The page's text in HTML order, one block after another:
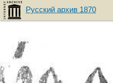
Русский архив 1870